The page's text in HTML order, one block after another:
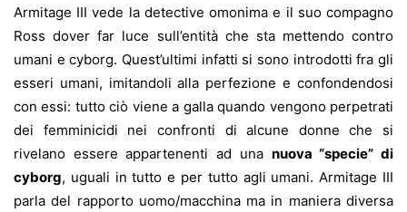
Armitage III vede la detective omonima e il suo compagno
Ross dover far luce sull’entità che sta mettendo contro
umani e cyborg. Quest’ultimi infatti si sono introdotti fra gli
esseri umani, imitandoli alla perfezione e confondendosi
con essi: tutto ciò viene a galla quando vengono perpetrati
dei femminicidi nei confronti di alcune donne che si
rivelano essere appartenenti ad una nuova “specie” di
cyborg, uguali in tutto e per tutto agli umani. Armitage III
parla del rapporto uomo/macchina ma in maniera diversa